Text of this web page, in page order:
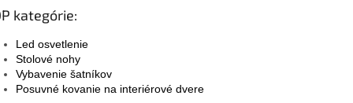
kategórie:
Led osvetlenie
Stolové nohy
Vybavenie šatníkov
Posuvné kovanie na interiérové dvere